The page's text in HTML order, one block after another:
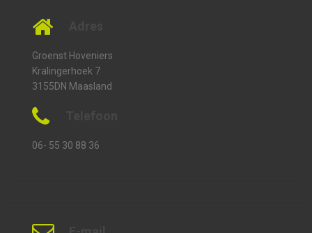
Groenst Hoveniers
Kralingerhoek 7
3155DN Maasland
06- 55 30 88 36